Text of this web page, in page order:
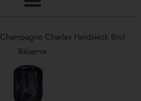
Menu
Champagne Charles Heidsieck Brut
Réserve